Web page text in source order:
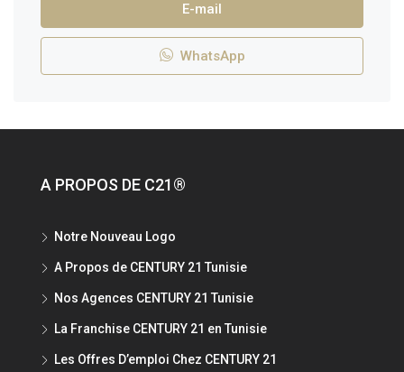
E-mail
WhatsApp
A PROPOS DE C21®
Notre Nouveau Logo
A Propos de CENTURY 21 Tunisie
Nos Agences CENTURY 21 Tunisie
La Franchise CENTURY 21 en Tunisie
Les Offres D’emploi Chez CENTURY 21